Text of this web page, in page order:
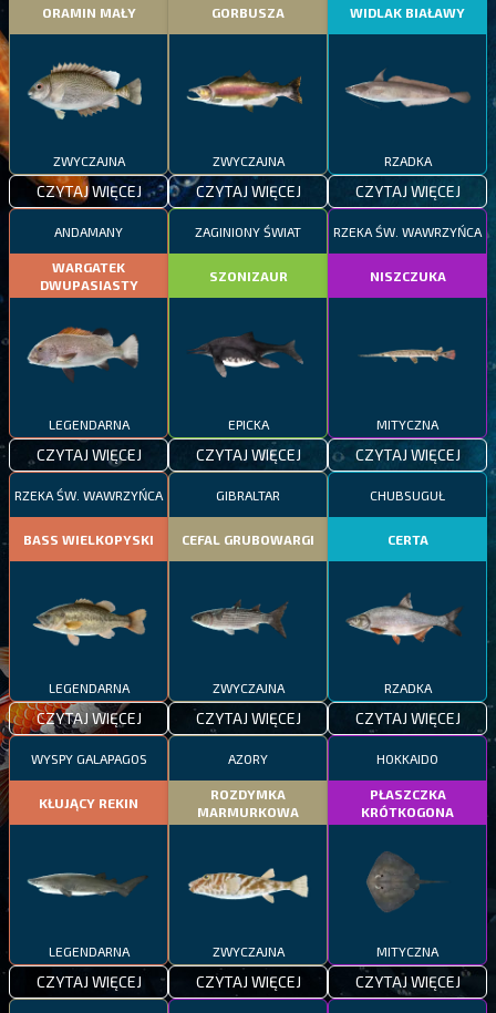
ORAMIN MAŁY
ZWYCZAJNA
CZYTAJ WIĘCEJ
GORBUSZA
ZWYCZAJNA
CZYTAJ WIĘCEJ
WIDLAK BIAŁAWY
RZADKA
CZYTAJ WIĘCEJ
ANDAMANY
WARGATEK
DWUPASIASTY
LEGENDARNA
CZYTAJ WIĘCEJ
ZAGINIONY ŚWIAT
SZONIZAUR
EPICKA
CZYTAJ WIĘCEJ
RZEKA ŚW. WAWRZYŃCA
NISZCZUKA
MITYCZNA
CZYTAJ WIĘCEJ
RZEKA ŚW. WAWRZYŃCA
BASS WIELKOPYSKI
LEGENDARNA
CZYTAJ WIĘCEJ
GIBRALTAR
CEFAL GRUBOWARGI
ZWYCZAJNA
CZYTAJ WIĘCEJ
CHUBSUGUŁ
CERTA
RZADKA
CZYTAJ WIĘCEJ
WYSPY GALAPAGOS
KŁUJĄCY REKIN
LEGENDARNA
CZYTAJ WIĘCEJ
AZORY
ROZDYMKA
MARMURKOWA
ZWYCZAJNA
CZYTAJ WIĘCEJ
HOKKAIDO
PŁASZCZKA
KRÓTKOGONA
MITYCZNA
CZYTAJ WIĘCEJ